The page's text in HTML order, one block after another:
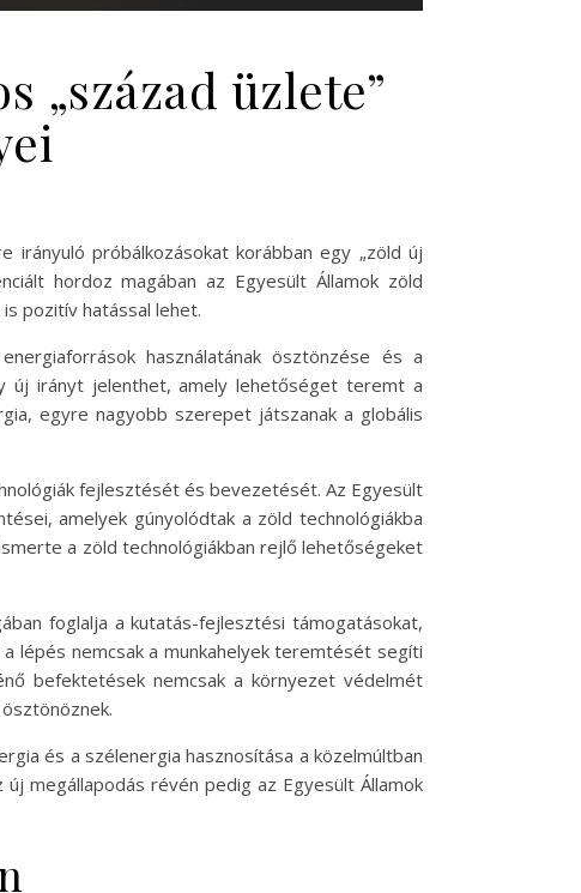
„század üzlete”
irányuló próbálkozásokat korábban egy „zöld új
hordoz magában az Egyesült Államok zöld
pozitív hatással lehet.
használatának ösztönzése és a
új irányt jelenthet, amely lehetőséget teremt a
egyre nagyobb szerepet játszanak a globális
fejlesztését és bevezetését. Az Egyesült
amelyek gúnyolódtak a zöld technológiákba
a zöld technológiákban rejlő lehetőségeket
foglalja a kutatás-fejlesztési támogatásokat,
lépés nemcsak a munkahelyek teremtését segíti
befektetések nemcsak a környezet védelmét
és a szélenergia hasznosítása a közelmúltban
megállapodás révén pedig az Egyesült Államok